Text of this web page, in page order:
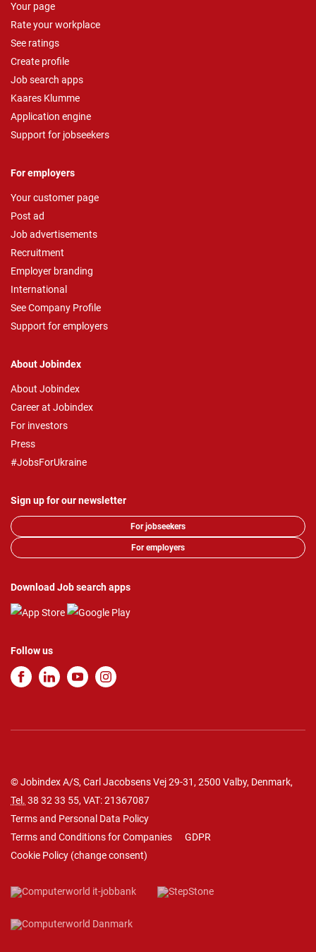
Your page
Rate your workplace
See ratings
Create profile
Job search apps
Kaares Klumme
Application engine
Support for jobseekers
For employers
Your customer page
Post ad
Job advertisements
Recruitment
Employer branding
International
See Company Profile
Support for employers
About Jobindex
About Jobindex
Career at Jobindex
For investors
Press
#JobsForUkraine
Sign up for our newsletter
For jobseekers
For employers
Download Job search apps
Follow us
© Jobindex A/S, Carl Jacobsens Vej 29-31, 2500 Valby, Denmark,
Tel. 38 32 33 55, VAT: 21367087
Terms and Personal Data Policy
Terms and Conditions for Companies
GDPR
Cookie Policy (change consent)